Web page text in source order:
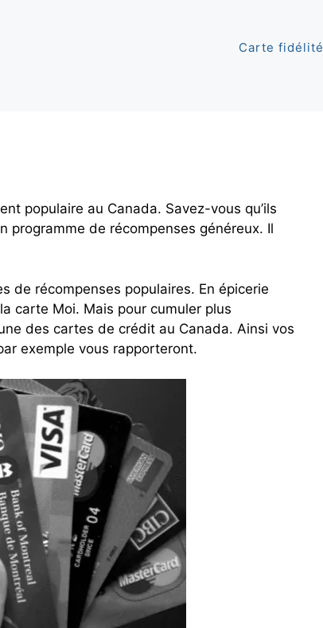
Carte fidélité
populaire au Canada. Savez-vous qu’ils
programme de récompenses généreux. Il
de récompenses populaires. En épicerie
carte Moi. Mais pour cumuler plus
des cartes de crédit au Canada. Ainsi vos
exemple vous rapporteront.